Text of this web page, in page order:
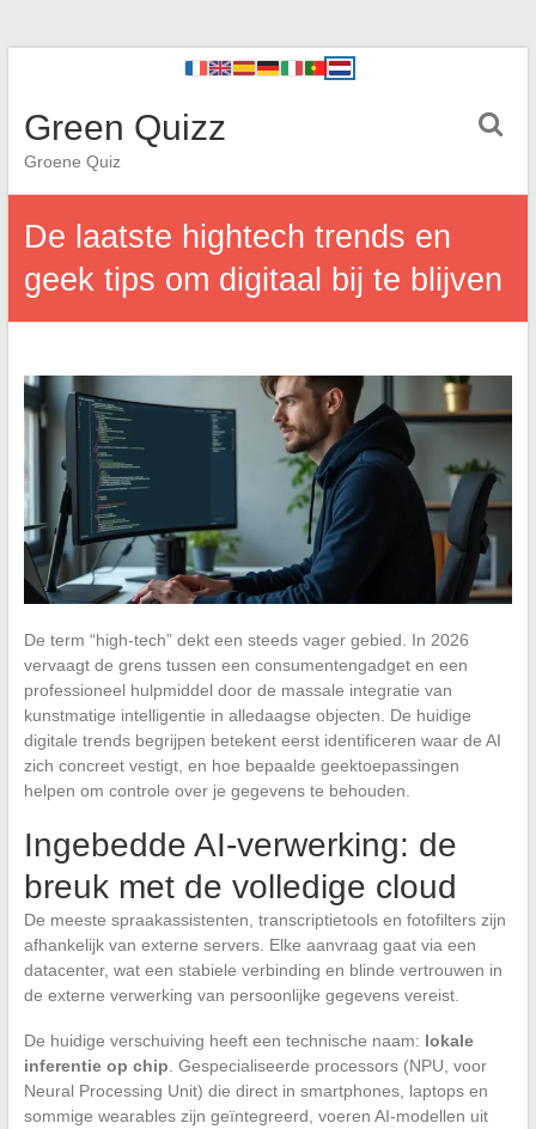
Green Quizz
Groene Quiz
De laatste hightech trends en
geek tips om digitaal bij te blijven
De term “high-tech” dekt een steeds vager gebied. In 2026
vervaagt de grens tussen een consumentengadget en een
professioneel hulpmiddel door de massale integratie van
kunstmatige intelligentie in alledaagse objecten. De huidige
digitale trends begrijpen betekent eerst identificeren waar de AI
zich concreet vestigt, en hoe bepaalde geektoepassingen
helpen om controle over je gegevens te behouden.
Ingebedde AI-verwerking: de
breuk met de volledige cloud
De meeste spraakassistenten, transcriptietools en fotofilters zijn
afhankelijk van externe servers. Elke aanvraag gaat via een
datacenter, wat een stabiele verbinding en blinde vertrouwen in
de externe verwerking van persoonlijke gegevens vereist.
De huidige verschuiving heeft een technische naam: lokale
inferentie op chip . Gespecialiseerde processors (NPU, voor
Neural Processing Unit) die direct in smartphones, laptops en
sommige wearables zijn geïntegreerd, voeren AI-modellen uit